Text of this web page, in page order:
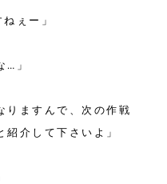
ぇー」
…」
りますんで、次の作戦
介して下さいよ」